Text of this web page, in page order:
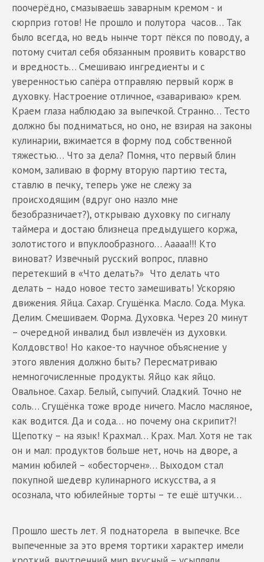
поочерёдно, смазываешь заварным кремом - и
сюрприз готов! Не прошло и полутора часов… Так
было всегда, но ведь нынче торт пёкся по поводу, а
потому считал себя обязанным проявить коварство
и вредность… Смешиваю ингредиенты и с
уверенностью сапёра отправляю первый корж в
духовку. Настроение отличное, «завариваю» крем.
Краем глаза наблюдаю за выпечкой. Странно… Тесто
должно бы подниматься, но оно, не взирая на законы
кулинарии, вжимается в форму под собственной
тяжестью… Что за дела? Помня, что первый блин
комом, заливаю в форму вторую партию теста,
ставлю в печку, теперь уже не слежу за
происходящим (вдруг оно назло мне
безобразничает?), открываю духовку по сигналу
таймера и достаю близнеца предыдущего коржа,
золотистого и впуклообразного… Ааааа!!! Кто
виноват? Извечный русский вопрос, плавно
перетекший в «Что делать?» Что делать что
делать – надо новое тесто замешивать! Ускоряю
движения. Яйца. Сахар. Сгущёнка. Масло. Сода. Мука.
Делим. Смешиваем. Форма. Духовка. Через 20 минут
– очередной инвалид был извлечён из духовки.
Колдовство! Но какое-то научное объяснение у
этого явления должно быть? Пересматриваю
немногочисленные продукты. Яйцо как яйцо.
Овальное. Сахар. Белый, сыпучий. Сладкий. Точно не
соль… Сгущёнка тоже вроде ничего. Масло масляное,
как водится. Да и сода… но почему она скрипит?!
Щепотку – на язык! Крахмал… Крах. Мал. Хотя не так
он и мал: продуктов больше нет, ночь на дворе, а
мамин юбилей – «обесторчен»… Выходом стал
покупной шедевр кулинарного искусства, а я
осознала, что юбилейные торты – те ещё штучки…
Прошло шесть лет. Я поднаторела в выпечке. Все
выпеченные за это время тортики характер имели